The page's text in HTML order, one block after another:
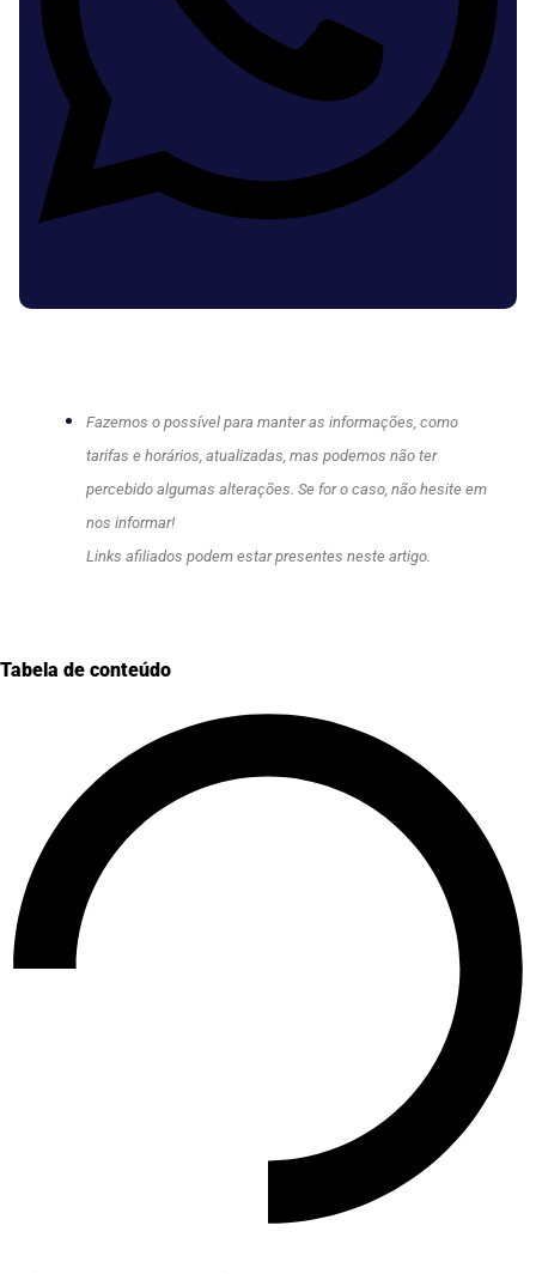
Fazemos o possível para manter as informações, como
tarifas e horários, atualizadas, mas podemos não ter
percebido algumas alterações. Se for o caso, não hesite em
nos informar!
Links afiliados podem estar presentes neste artigo.
Tabela de conteúdo